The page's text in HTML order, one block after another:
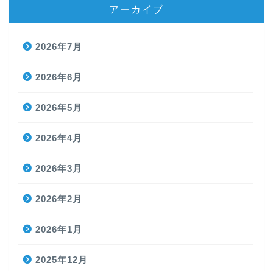
アーカイブ
2026年7月
2026年6月
2026年5月
2026年4月
2026年3月
2026年2月
2026年1月
2025年12月